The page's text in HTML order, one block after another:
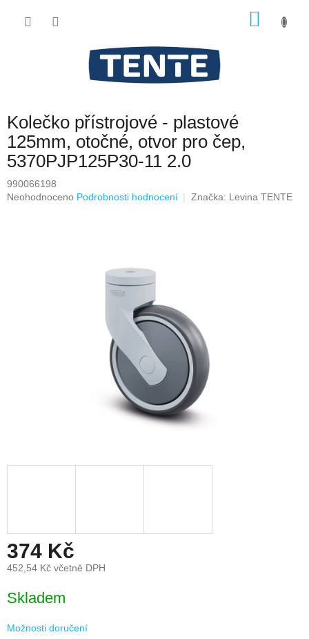
Kolečko přístrojové - plastové
125mm, otočné, otvor pro čep,
5370PJP125P30-11 2.0
990066198
Průměrné
Neohodnoceno Podrobnosti hodnocení Značka: Levina TENTE
374 Kč
452,54 Kč včetně DPH
cena:
Skladem
Možnosti doručení